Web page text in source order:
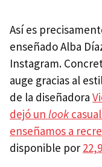
Así es
enseñado Alba
Instagram.
auge gracias al
de la diseñadora
dejó un look
enseñamos a
disponible por